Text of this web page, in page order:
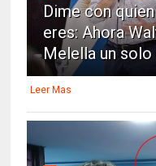
Dime con
eres: Ahora
Melella un
Leer Mas